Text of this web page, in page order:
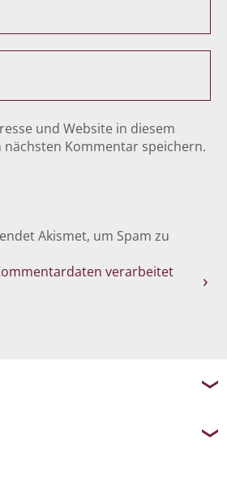
und Website in diesem
Kommentar speichern.
Akismet, um Spam zu
verarbeitet